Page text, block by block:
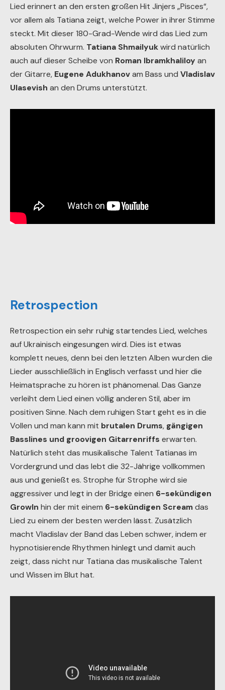
Lied erinnert an den ersten großen Hit Jinjers „Pisces“,
vor allem als Tatiana zeigt, welche Power in ihrer Stimme
steckt. Mit dieser 180-Grad-Wende wird das Lied zum
absoluten Ohrwurm. Tatiana Shmailyukwird natürlich
auch auf dieser Scheibe von Roman Ibramkhaliloy an
der Gitarre, Eugene Adukhanovam Bass und Vladislav
Ulasevish an den Drums unterstützt.
Retrospection
Retrospection ein sehr ruhig startendes Lied, welches
auf Ukrainisch eingesungen wird. Dies ist etwas
komplett neues, denn bei den letzten Alben wurden die
Lieder ausschließlich in Englisch verfasst und hier die
Heimatsprache zu hören ist phänomenal. Das Ganze
verleiht dem Lied einen völlig anderen Stil, aber im
positiven Sinne. Nach dem ruhigen Start geht es in die
Vollen und man kann mit brutalen Drums, gängigen
Basslines und groovigen Gitarrenriffs erwarten.
Natürlich steht das musikalische Talent Tatianas im
Vordergrund und das lebt die 32-Jährige vollkommen
aus und genießt es. Strophe für Strophe wird sie
aggressiver und legt in der Bridge einen 6-sekündigen
Growln hin der mit einem 6-sekündigen Screamdas
Lied zu einem der besten werden lässt. Zusätzlich
macht Vladislav der Band das Leben schwer, indem er
hypnotisierende Rhythmen hinlegt und damit auch
zeigt, dass nicht nur Tatiana das musikalische Talent
und Wissen im Blut hat.